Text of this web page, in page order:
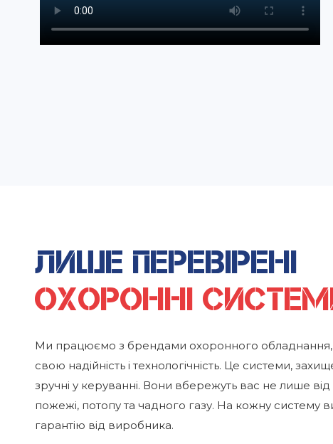
Лише перевірені
охоронні
Ми працюємо з брендами охоронного обладнання,
свою надійність і технологічність. Це системи,
зручні у керуванні. Вони вбережуть вас не лише від
пожежі, потопу та чадного газу. На кожну систему
гарантію від виробника.